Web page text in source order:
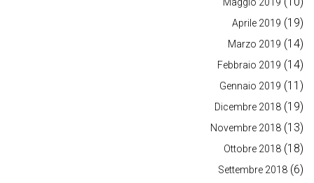
Maggio 2019
Aprile 2019 (19)
Marzo 2019 (14)
Febbraio 2019 (14)
Gennaio 2019 (11)
Dicembre 2018 (19)
Novembre 2018 (13)
Ottobre 2018 (18)
Settembre 2018 (6)